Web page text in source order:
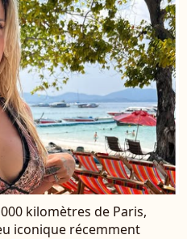
kilomètres de Paris,
iconique récemment